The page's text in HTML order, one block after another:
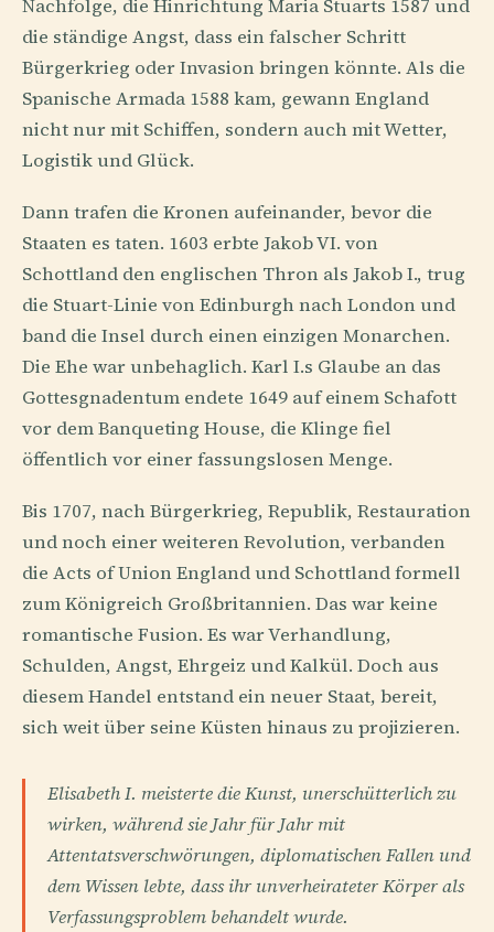
Nachfolge, die Hinrichtung Maria Stuarts 1587 und
die ständige Angst, dass ein falscher Schritt
Bürgerkrieg oder Invasion bringen könnte. Als die
Spanische Armada 1588 kam, gewann England
nicht nur mit Schiffen, sondern auch mit Wetter,
Logistik und Glück.
Dann trafen die Kronen aufeinander, bevor die
Staaten es taten. 1603 erbte Jakob VI. von
Schottland den englischen Thron als Jakob I., trug
die Stuart-Linie von Edinburgh nach London und
band die Insel durch einen einzigen Monarchen.
Die Ehe war unbehaglich. Karl I.s Glaube an das
Gottesgnadentum endete 1649 auf einem Schafott
vor dem Banqueting House, die Klinge fiel
öffentlich vor einer fassungslosen Menge.
Bis 1707, nach Bürgerkrieg, Republik, Restauration
und noch einer weiteren Revolution, verbanden
die Acts of Union England und Schottland formell
zum Königreich Großbritannien. Das war keine
romantische Fusion. Es war Verhandlung,
Schulden, Angst, Ehrgeiz und Kalkül. Doch aus
diesem Handel entstand ein neuer Staat, bereit,
sich weit über seine Küsten hinaus zu projizieren.
Elisabeth I. meisterte die Kunst, unerschütterlich zu
wirken, während sie Jahr für Jahr mit
Attentatsverschwörungen, diplomatischen Fallen und
dem Wissen lebte, dass ihr unverheirateter Körper als
Verfassungsproblem behandelt wurde.